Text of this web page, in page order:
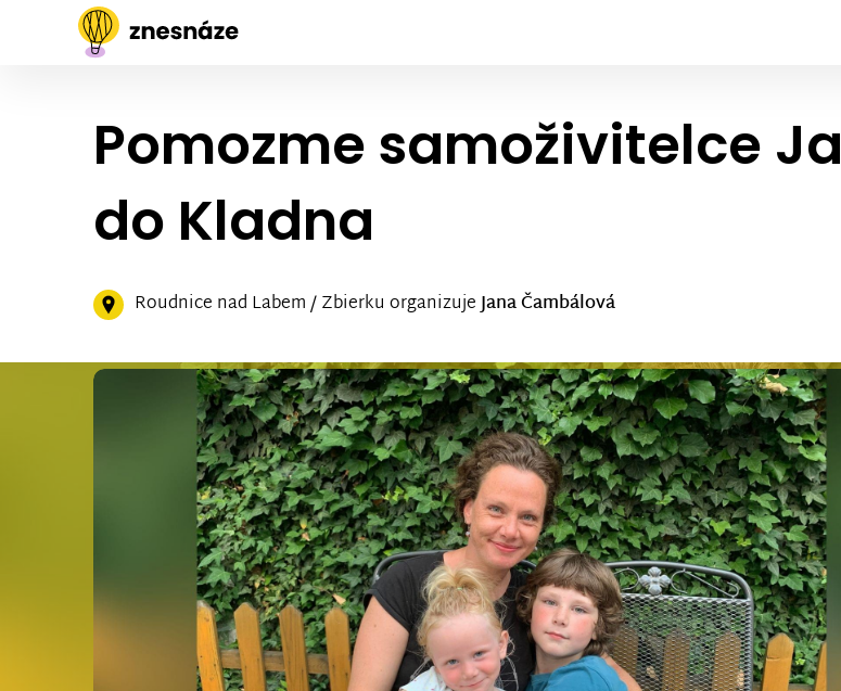
Pomozme samoživitelce
do Kladna
Roudnice nad Labem / Zbierku organizujeJana Čambálová